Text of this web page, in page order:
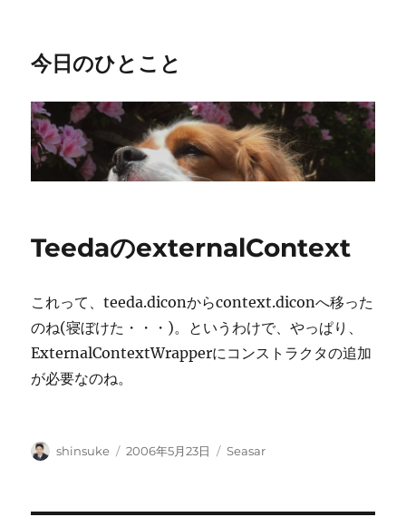
今日のひとこと
TeedaのexternalContext
これって、teeda.diconからcontext.diconへ移った
のね(寝ぼけた・・・)。というわけで、やっぱり、
ExternalContextWrapperにコンストラクタの追加
が必要なのね。
投
shinsuke
投
2006年5月23日
カ
Seasar